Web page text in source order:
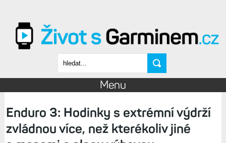
Vyhledávání
Menu
Enduro 3: Hodinky s extrémní výdrží
zvládnou více, než kterékoliv jiné